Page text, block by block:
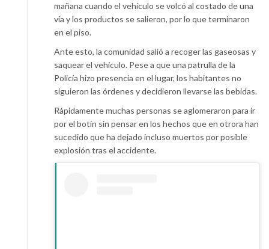
mañana cuando el vehículo se volcó al costado de una
vía y los productos se salieron, por lo que terminaron
en el piso.
Ante esto, la comunidad salió a recoger las gaseosas y
saquear el vehículo. Pese a que una patrulla de la
Policía hizo presencia en el lugar, los habitantes no
siguieron las órdenes y decidieron llevarse las bebidas.
Rápidamente muchas personas se aglomeraron para ir
por el botín sin pensar en los hechos que en otrora han
sucedido que ha dejado incluso muertos por posible
explosión tras el accidente.